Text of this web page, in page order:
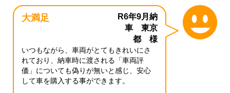
大満足
R6年9月納
車 東京
都 様
いつもながら、車両がとてもきれいにさ
れており、納車時に渡される「車両評
価」についても偽りが無いと感じ、安心
して車を購入する事ができます。